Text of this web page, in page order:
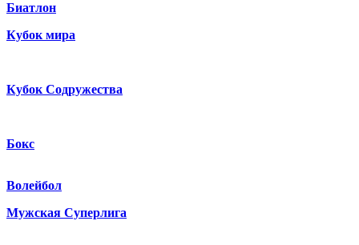
Биатлон
Кубок мира
Кубок Содружества
Бокс
Волейбол
Мужская Суперлига